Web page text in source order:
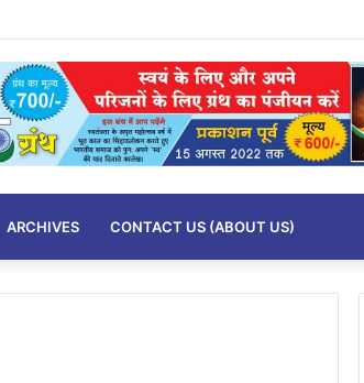
ARCHIVES CONTACT US (ABOUT US)